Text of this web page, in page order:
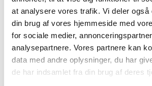
at analysere vores trafik. Vi deler også
din brug af vores hjemmeside med
for sociale medier,
analysepartnere. Vores partnere kan
data med andre oplysninger, du har
de har indsamlet fra din brug af deres